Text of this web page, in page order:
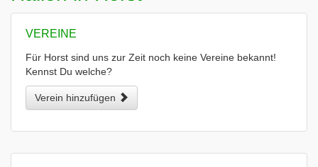
VEREINE
Für Horst sind uns zur Zeit noch keine Vereine bekannt!
Kennst Du welche?
Verein hinzufügen